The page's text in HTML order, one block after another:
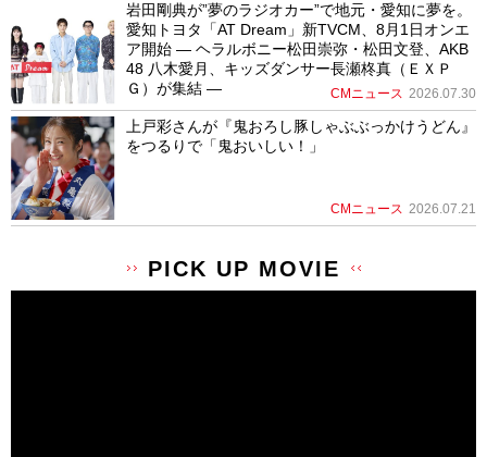
岩田剛典が”夢のラジオカー”で地元・愛知に夢を。
愛知トヨタ「AT Dream」新TVCM、8月1日オンエ
ア開始 ― ヘラルボニー松田崇弥・松田文登、AKB
48 八木愛月、キッズダンサー長瀬柊真（ＥＸＰ
Ｇ）が集結 ―
CMニュース 2026.07.30
上戸彩さんが『鬼おろし豚しゃぶぶっかけうどん』
をつるりで「鬼おいしい！」
CMニュース 2026.07.21
PICK UP MOVIE